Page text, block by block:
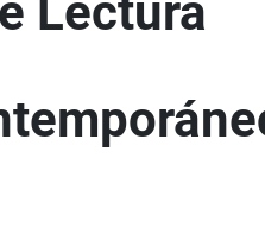
Lectura